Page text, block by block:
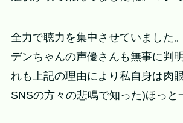
全力で聴力を集中させていました
デンちゃんの声優さんも無事に判
れも上記の理由により私自身は肉
SNSの方々の悲鳴で知った)ほっと